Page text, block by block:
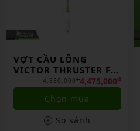
VỢT CẦU LÔNG
VICTOR THRUSTER F C
ULTRA X 2025 CHÍNH
HÃNG
4,475,000₫
4,850,000₫
Chọn mua
So sánh